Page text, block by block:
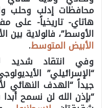
محافظات إدلب وحلب
هاتاي- تاريخياً- على
الأوسط”، فالولاية بين
الأبيض المتوسط.
وفي انتقاد شديد
“الإسرائيلي”
جيداً “الهدف النهائي
“بإذن الله لن نسمح